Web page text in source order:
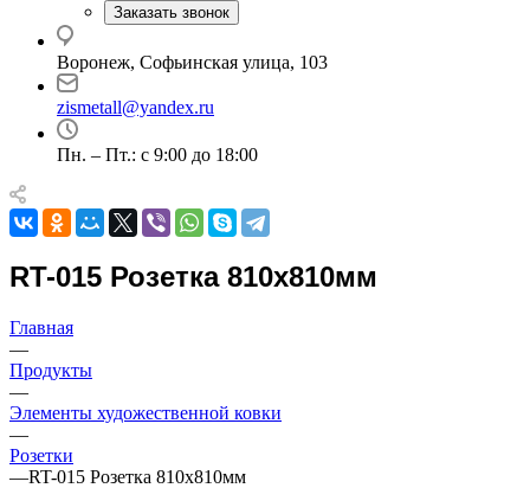
Заказать звонок
Воронеж, Софьинская улица, 103
zismetall@yandex.ru
Пн. – Пт.: с 9:00 до 18:00
RT-015 Розетка 810x810мм
Главная
—
Продукты
—
Элементы художественной ковки
—
Розетки
—RT-015 Розетка 810x810мм